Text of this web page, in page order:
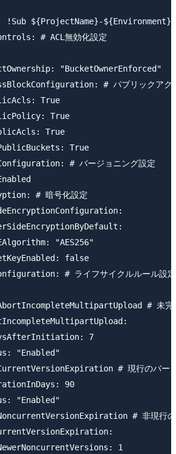
!Sub ${ProjectName}-
# ACL無効化設定
"BucketOwnerEnforced"
# パブリックアク
True
True
True
True
# バージョニング設定
# 暗号化設定
"AES256"
false
# ライフサイクルルール設定
# 未完
7
"Enabled"
# 現行のバー
90
"Enabled"
# 非現行の
1